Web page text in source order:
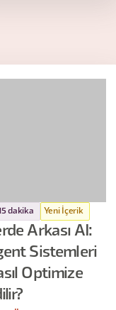
dakika Yeni İçerik
Arkası AI:
Sistemleri
Optimize